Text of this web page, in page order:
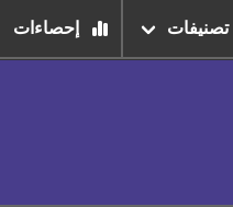
تصنيفات إحصاءات